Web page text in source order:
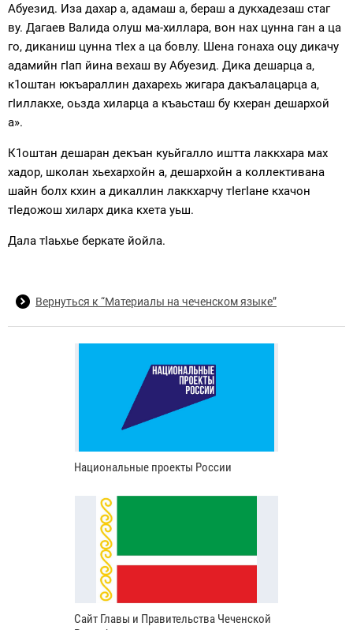
Абуезид. Иза дахар а, адамаш а, бераш а дукхадезаш стаг
ву. Дагаев Валида олуш ма-хиллара, вон нах цунна ган а ца
го, диканиш цунна тIех а ца бовлу. Шена гонаха оцу дикачу
адамийн гIап йина вехаш ву Абуезид. Дика дешарца а,
к1оштан юкъараллин дахарехь жигара дакъалацарца а,
гIиллакхе, оьзда хиларца а къаьсташ бу кхеран дешархой
а».
К1оштан дешаран декъан куьйгалло иштта лаккхара мах
хадор, школан хьехархойн а, дешархойн а коллективана
шайн болх кхин а дикаллин лаккхарчу тIегIане кхачон
тIедожош хиларх дика кхета уьш.
Дала тIаьхье беркате йойла.
Вернуться к “Материалы на чеченском языке”
Национальные проекты России
Сайт Главы и Правительства Чеченской